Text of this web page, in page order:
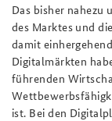
Das bisher nahezu
des Marktes und
damit
Digitalmärkten
führenden
ist. Bei den